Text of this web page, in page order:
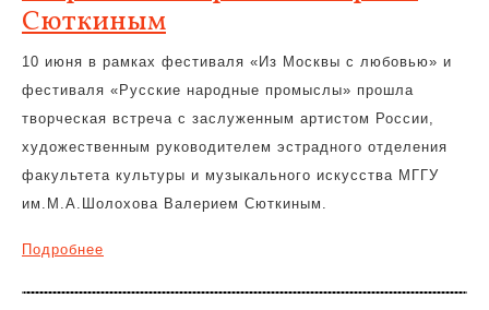
Сюткиным
10 июня в рамках фестиваля «Из Москвы с любовью» и
фестиваля «Русские народные промыслы» прошла
творческая встреча с заслуженным артистом России,
художественным руководителем эстрадного отделения
факультета культуры и музыкального искусства МГГУ
им.М.А.Шолохова Валерием Сюткиным.
Подробнее